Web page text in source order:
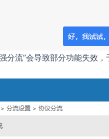
流”会导致部分功能失效，